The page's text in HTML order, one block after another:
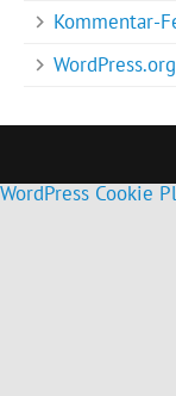
Kommentar-
WordPress.org
WordPress Cookie